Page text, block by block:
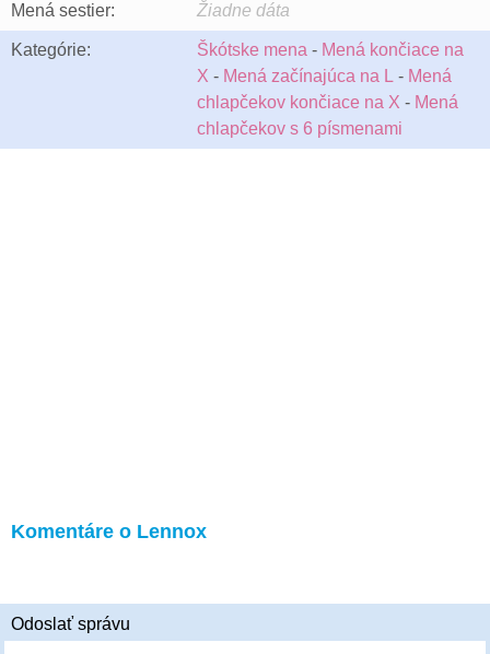
Mená sestier: Žiadne dáta
Kategórie: Škótske mena - Mená končiace na
X - Mená začínajúca na L - Mená
chlapčekov končiace na X - Mená
chlapčekov s 6 písmenami
Komentáre o Lennox
Odoslať správu